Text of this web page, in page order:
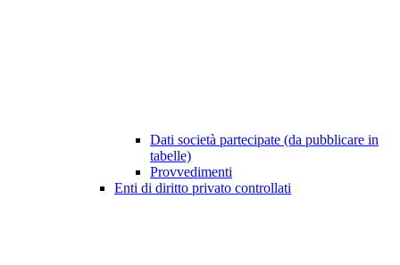
Dati società partecipate (da pubblicare in
tabelle)
Provvedimenti
Enti di diritto privato controllati